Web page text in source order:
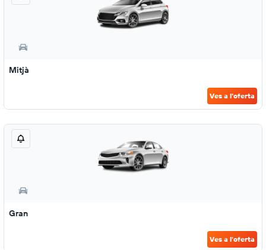
Mitjà
Ves a l'oferta
Gran
Ves a l'oferta